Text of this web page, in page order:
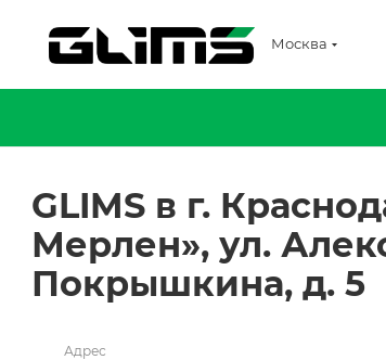
Москва
GLIMS в г.
Мерлен», ул.
Покрышкина, д. 5
Адрес